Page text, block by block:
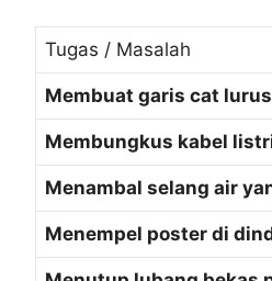
Tugas / Masalah
Membuat garis cat
Membungkus kabel
Menambal selang air
Menempel poster di